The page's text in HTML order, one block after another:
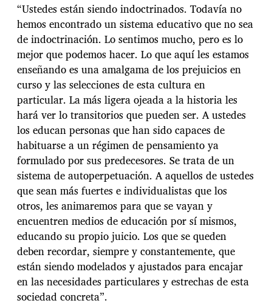
“Ustedes están siendo indoctrinados. Todavía no
hemos encontrado un sistema educativo que no sea
de indoctrinación. Lo sentimos mucho, pero es lo
mejor que podemos hacer. Lo que aquí les estamos
enseñando es una amalgama de los prejuicios en
cur­so y las selecciones de esta cultura en
particular. La más ligera ojeada a la historia les
hará ver lo transitorios que pueden ser. A ustedes
los educan personas que han sido capaces de
habituarse a un régimen de pensamiento ya
formulado por sus predecesores. Se trata de un
sistema de autoperpetuación. A aquellos de ustedes
que sean más fuertes e individualistas que los
otros, les animaremos para que se vayan y
encuentren medios de educación por sí mismos,
educando su propio juicio. Los que se queden
deben recordar, siempre y constantemente, que
están siendo modelados y ajustados para encajar
en las necesidades particulares y estrechas de esta
sociedad concreta”.